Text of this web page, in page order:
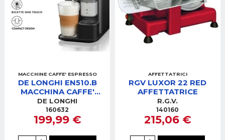
MACCHINE CAFFE' ESPRESSO
DE LONGHI EN510.B
MACCHINA CAFFE'
NESPRESSO
LATTISSIMA NERA
DE LONGHI
160632
199,99 €
AFFETTATRICI
RGV LUXOR 22 RED
AFFETTATRICE
R.G.V.
140160
215,06 €